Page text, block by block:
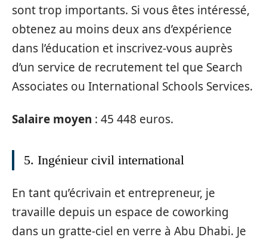
sont trop importants. Si vous êtes intéressé,
obtenez au moins deux ans d’expérience
dans l’éducation et inscrivez-vous auprès
d’un service de recrutement tel que Search
Associates ou International Schools Services.
Salaire moyen : 45 448 euros.
5. Ingénieur civil international
En tant qu’écrivain et entrepreneur, je
travaille depuis un espace de coworking
dans un gratte-ciel en verre à Abu Dhabi. Je